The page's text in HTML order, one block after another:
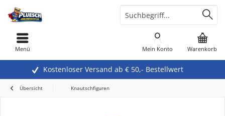
Kostenloser Versand ab € 50,- Bestellwert
Warenkorb
Mein Konto
Menü
Übersicht Knautschfiguren